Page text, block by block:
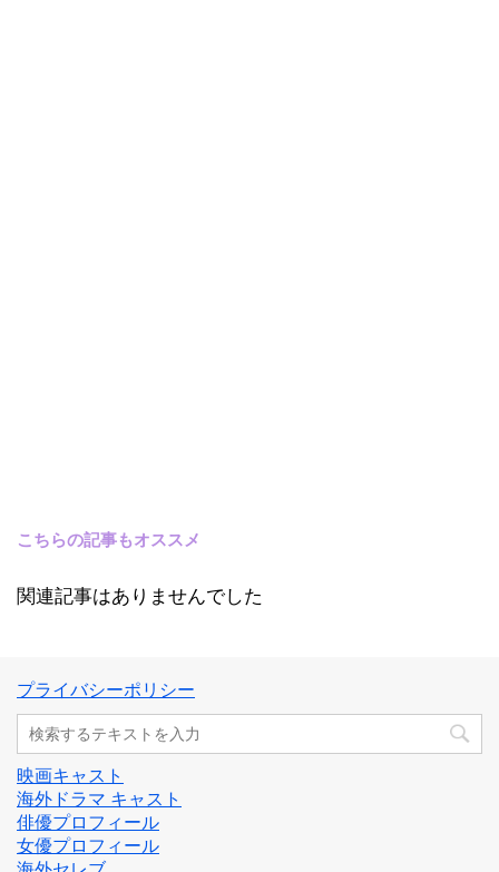
こちらの記事もオススメ
関連記事はありませんでした
プライバシーポリシー
映画キャスト
海外ドラマ キャスト
俳優プロフィール
女優プロフィール